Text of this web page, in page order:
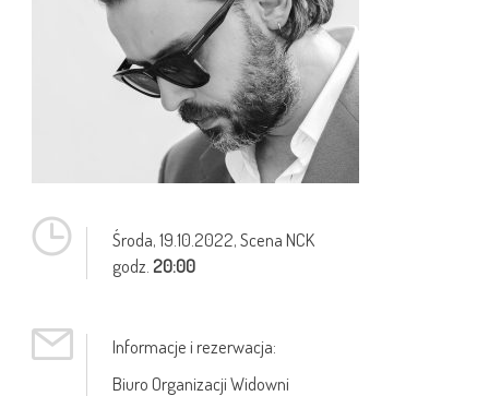
Środa,19.10.2022, Scena NCK
godz. 20:00
Informacje i rezerwacja:
Biuro Organizacji Widowni